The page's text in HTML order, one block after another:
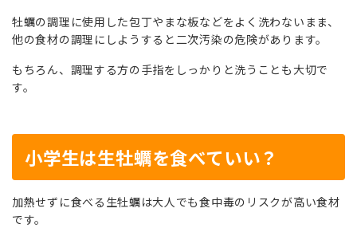
牡蠣の調理に使用した包丁やまな板などをよく洗わないまま、
他の食材の調理にしようすると二次汚染の危険があります。
もちろん、調理する方の手指をしっかりと洗うことも大切で
す。
小学生は生牡蠣を食べていい？
加熱せずに食べる生牡蠣は大人でも食中毒のリスクが高い食材
です。